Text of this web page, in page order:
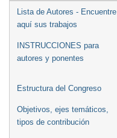
Lista de Autores - Encuentre
aquí sus trabajos
INSTRUCCIONES para
autores y ponentes
Estructura del Congreso
Objetivos, ejes temáticos,
tipos de contribución